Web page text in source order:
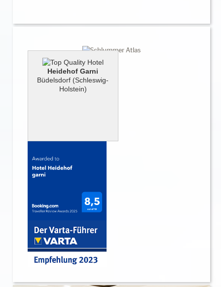
Heidehof Garni
Büdelsdorf (Schleswig-
Holstein)